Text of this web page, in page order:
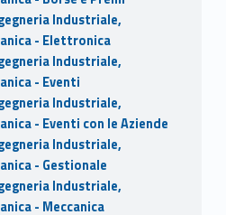
Industriale,
- Elettronica
Industriale,
- Eventi
Industriale,
- Eventi con le Aziende
Industriale,
- Gestionale
Industriale,
- Meccanica